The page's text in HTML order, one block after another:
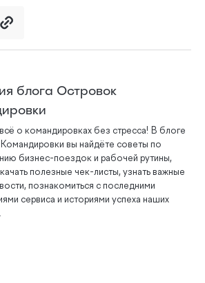
блога Островок
о командировках без стресса! В блоге
вы найдёте советы по
бизнес-поездок и рабочей рутины,
полезные чек-листы, узнать важные
познакомиться с последними
сервиса и историями успеха наших